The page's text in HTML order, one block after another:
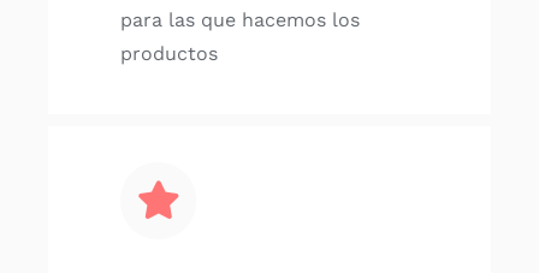
para las que hacemos los
productos